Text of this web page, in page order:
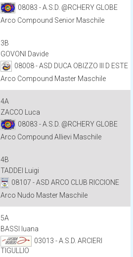
08083 - A.S.D. @RCHERY GLOBE
Arco Compound Senior Maschile
3B
GOVONI Davide
08008 - ASD DUCA OBIZZO III D ESTE
Arco Compound Master Maschile
4A
ZACCO Luca
08083 - A.S.D. @RCHERY GLOBE
Arco Compound Allievi Maschile
4B
TADDEI Luigi
08107 - ASD ARCO CLUB RICCIONE
Arco Nudo Master Maschile
5A
BASSI Iuana
03013 - A.S.D. ARCIERI
TIGULLIO